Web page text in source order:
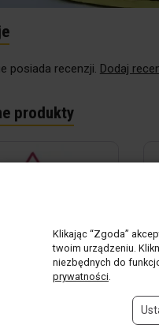
posiada recenzji. Dodaj
produkty
Klikając “Zgoda”
twoim urządzeniu.
niezbędnych do
prywatności